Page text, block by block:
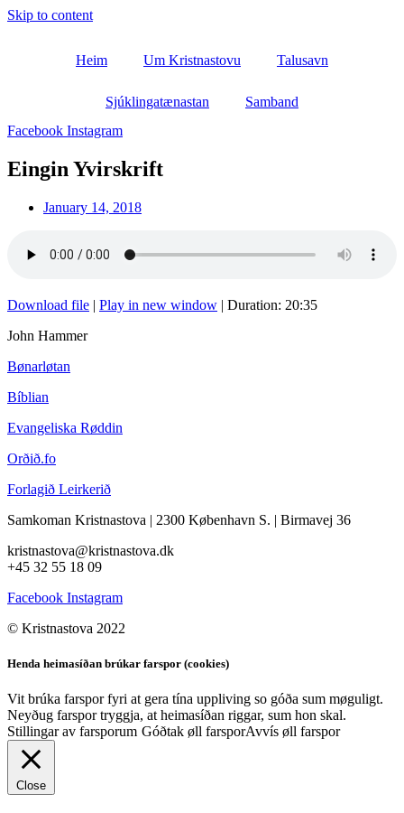
Skip to content
Heim Um Kristnastovu Talusavn
Sjúklingatænastan
Samband
Facebook Instagram
Eingin Yvirskrift
January 14, 2018
Download file | Play in new window | Duration: 20:35
John Hammer
Bønarløtan
Bíblian
Evangeliska Røddin
Orðið.fo
Forlagið Leirkerið
Samkoman Kristnastova | 2300 København S. | Birmavej 36
kristnastova@kristnastova.dk
+45 32 55 18 09
Facebook Instagram
© Kristnastova 2022
Henda heimasíðan brúkar farspor (cookies)
Vit brúka farspor fyri at gera tína uppliving so góða sum møguligt.
Neyðug farspor tryggja, at heimasíðan riggar, sum hon skal.
Stillingar av farsporum Góðtak øll farsporAvvís øll farspor
Close